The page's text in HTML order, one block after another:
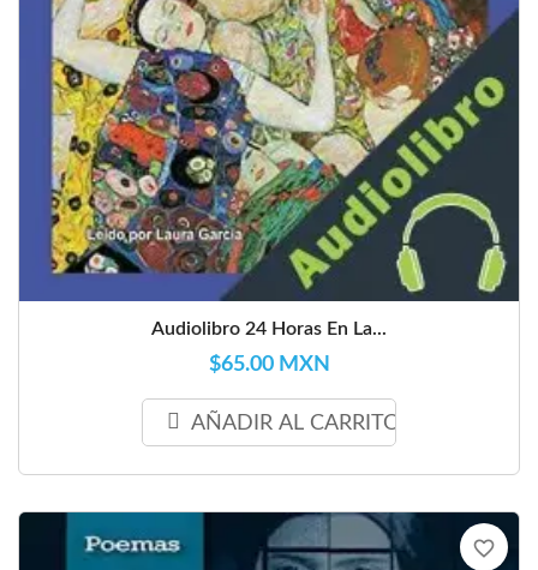
Audiolibro 24 Horas En La...
$65.00 MXN
AÑADIR AL CARRITO
favorite_border